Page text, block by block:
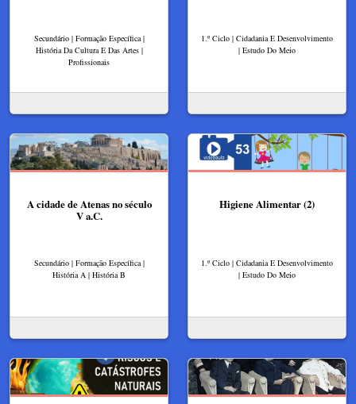
Secundário | Formação Específica |
História Da Cultura E Das Artes |
Profissionais
1.º Ciclo | Cidadania E Desenvolvimento
| Estudo Do Meio
A cidade de Atenas no século
V a.C.
Secundário | Formação Específica |
História A | História B
Higiene Alimentar (2)
1.º Ciclo | Cidadania E Desenvolvimento
| Estudo Do Meio